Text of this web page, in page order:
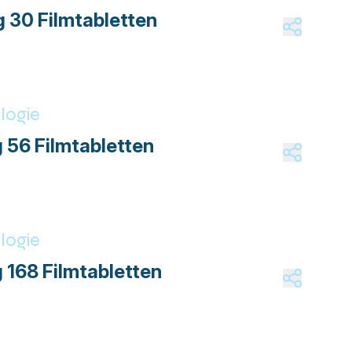
30 Filmtabletten
56 Filmtabletten
Filmtabletten